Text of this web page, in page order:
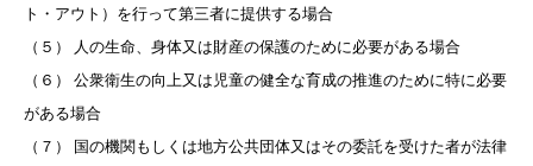
ト・アウト）を行って第三者に提供する場合
（５） 人の生命、身体又は財産の保護のために必要がある場合
（６） 公衆衛生の向上又は児童の健全な育成の推進のために特に必要
がある場合
（７） 国の機関もしくは地方公共団体又はその委託を受けた者が法律